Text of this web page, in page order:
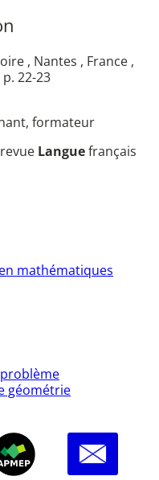
, Nantes , France ,
22-23
formateur
Languefrançais
mathématiques
géométrie